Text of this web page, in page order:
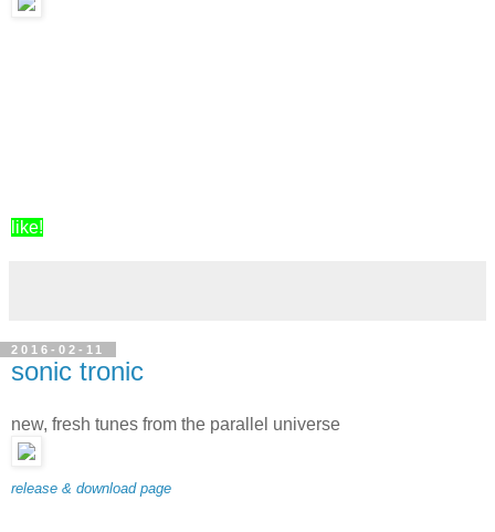
like!
2016-02-11
sonic tronic
new, fresh tunes from the parallel universe
release & download page